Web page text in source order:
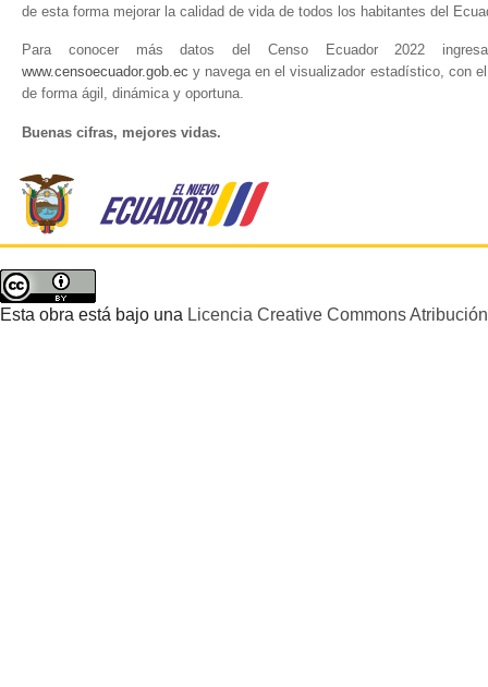
de esta forma mejorar la calidad de vida de todos los habitantes del
Para conocer más datos del Censo Ecuador 2022
www.censoecuador.gob.ec y navega en el visualizador estadístico, con
de forma ágil, dinámica y oportuna.
Buenas cifras, mejores vidas.
Esta obra está bajo una Licencia Creative Commons